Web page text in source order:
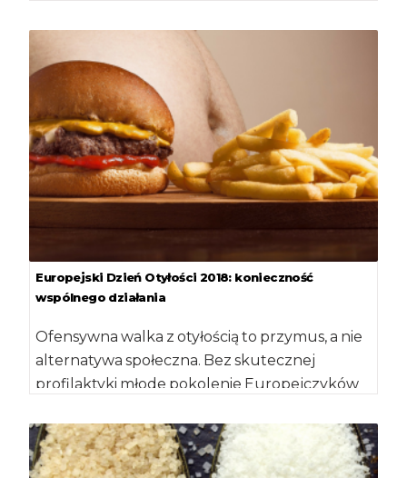
Europejski Dzień Otyłości 2018: konieczność
wspólnego działania
Ofensywna walka z otyłością to przymus, a nie
alternatywa społeczna. Bez skutecznej
profilaktyki młode pokolenie Europejczyków